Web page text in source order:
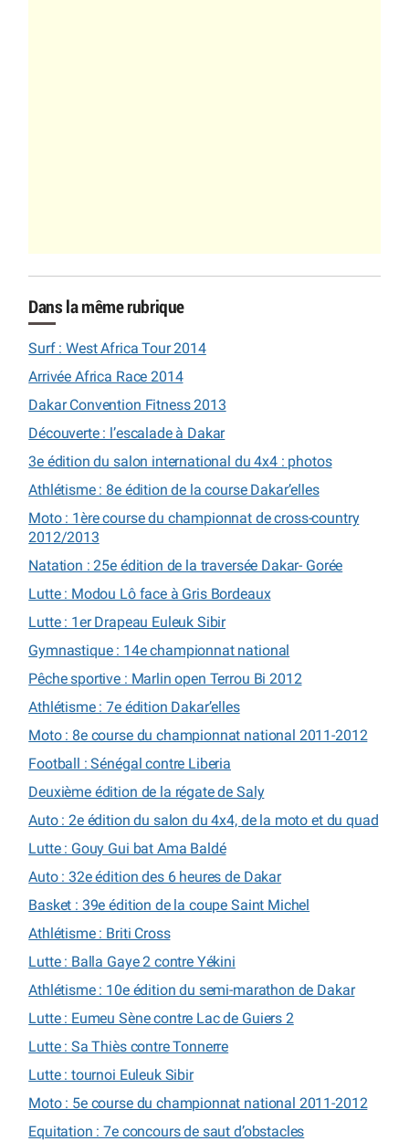
Dans la même rubrique
Surf : West Africa Tour 2014
Arrivée Africa Race 2014
Dakar Convention Fitness 2013
Découverte : l’escalade à Dakar
3e édition du salon international du 4x4 : photos
Athlétisme : 8e édition de la course Dakar’elles
Moto : 1ère course du championnat de cross-country
2012/2013
Natation : 25e édition de la traversée Dakar- Gorée
Lutte : Modou Lô face à Gris Bordeaux
Lutte : 1er Drapeau Euleuk Sibir
Gymnastique : 14e championnat national
Pêche sportive : Marlin open Terrou Bi 2012
Athlétisme : 7e édition Dakar’elles
Moto : 8e course du championnat national 2011-2012
Football : Sénégal contre Liberia
Deuxième édition de la régate de Saly
Auto : 2e édition du salon du 4x4, de la moto et du quad
Lutte : Gouy Gui bat Ama Baldé
Auto : 32e édition des 6 heures de Dakar
Basket : 39e édition de la coupe Saint Michel
Athlétisme : Briti Cross
Lutte : Balla Gaye 2 contre Yékini
Athlétisme : 10e édition du semi-marathon de Dakar
Lutte : Eumeu Sène contre Lac de Guiers 2
Lutte : Sa Thiès contre Tonnerre
Lutte : tournoi Euleuk Sibir
Moto : 5e course du championnat national 2011-2012
Equitation : 7e concours de saut d’obstacles